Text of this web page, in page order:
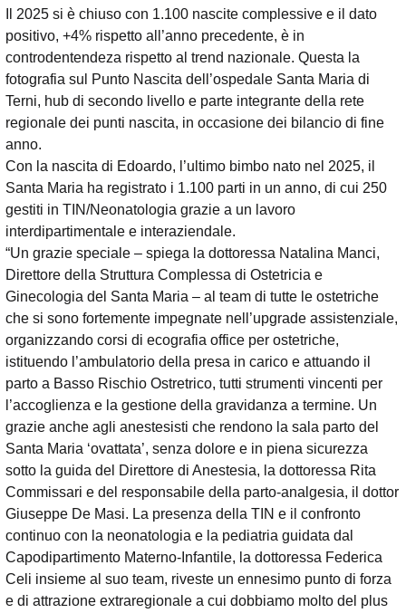
Il 2025 si è chiuso con 1.100 nascite complessive e il dato
positivo, +4% rispetto all’anno precedente, è in
controdentendeza rispetto al trend nazionale. Questa la
fotografia sul Punto Nascita dell’ospedale Santa Maria di
Terni, hub di secondo livello e parte integrante della rete
regionale dei punti nascita, in occasione dei bilancio di fine
anno.
Con la nascita di Edoardo, l’ultimo bimbo nato nel 2025, il
Santa Maria ha registrato i 1.100 parti in un anno, di cui 250
gestiti in TIN/Neonatologia grazie a un lavoro
interdipartimentale e interaziendale.
“Un grazie speciale – spiega la dottoressa Natalina Manci,
Direttore della Struttura Complessa di Ostetricia e
Ginecologia del Santa Maria – al team di tutte le ostetriche
che si sono fortemente impegnate nell’upgrade assistenziale,
organizzando corsi di ecografia office per ostetriche,
istituendo l’ambulatorio della presa in carico e attuando il
parto a Basso Rischio Ostretrico, tutti strumenti vincenti per
l’accoglienza e la gestione della gravidanza a termine. Un
grazie anche agli anestesisti che rendono la sala parto del
Santa Maria ‘ovattata’, senza dolore e in piena sicurezza
sotto la guida del Direttore di Anestesia, la dottoressa Rita
Commissari e del responsabile della parto-analgesia, il dottor
Giuseppe De Masi. La presenza della TIN e il confronto
continuo con la neonatologia e la pediatria guidata dal
Capodipartimento Materno-Infantile, la dottoressa Federica
Celi insieme al suo team, riveste un ennesimo punto di forza
e di attrazione extraregionale a cui dobbiamo molto del plus